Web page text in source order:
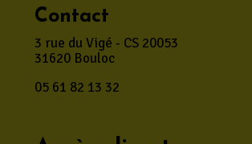
Contact
3 rue du Vigé - CS 20053
31620 Bouloc
05 61 82 13 32